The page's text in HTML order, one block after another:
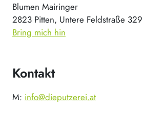
Blumen Mairinger
2823 Pitten, Untere Feldstraße 329
Bring mich hin
Kontakt
M: info@dieputzerei.at